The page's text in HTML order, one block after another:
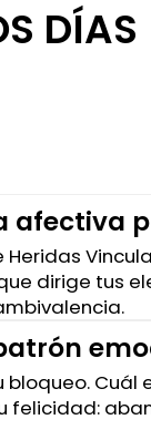
DÍAS
afectiva
dirige tus
Cuál
felicidad: